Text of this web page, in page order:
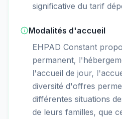
significative du tarif
Modalités d'accueil
EHPAD Constant
permanent,
l'accueil de jour,
diversité d'offres
différentes situations
de leurs familles, que